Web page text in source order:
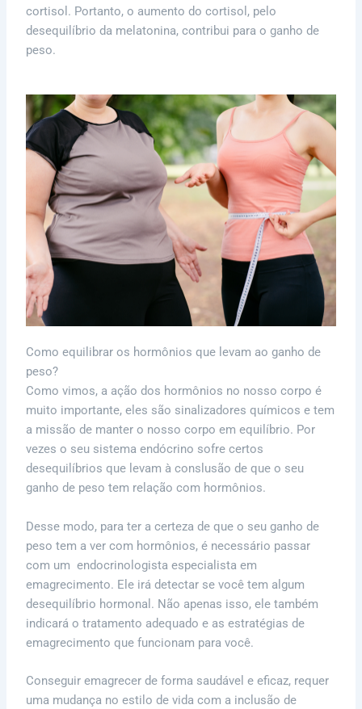
cortisol. Portanto, o aumento do cortisol, pelo
desequilíbrio da melatonina, contribui para o ganho de
peso.
Como equilibrar os hormônios que levam ao ganho de
peso?
Como vimos, a ação dos hormônios no nosso corpo é
muito importante, eles são sinalizadores químicos e tem
a missão de manter o nosso corpo em equilíbrio. Por
vezes o seu sistema endócrino sofre certos
desequilíbrios que levam à conslusão de que o seu
ganho de peso tem relação com hormônios.
Desse modo, para ter a certeza de que o seu ganho de
peso tem a ver com hormônios, é necessário passar
com um endocrinologista especialista em
emagrecimento. Ele irá detectar se você tem algum
desequilíbrio hormonal. Não apenas isso, ele também
indicará o tratamento adequado e as estratégias de
emagrecimento que funcionam para você.
Conseguir emagrecer de forma saudável e eficaz, requer
uma mudança no estilo de vida com a inclusão de